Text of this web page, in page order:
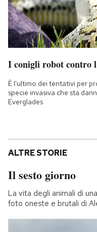
I conigli robot contro
È l'ultimo dei tentativi per
specie invasiva che sta
Everglades
ALTRE STORIE
Il sesto giorno
La vita degli animali di
foto oneste e brutali di